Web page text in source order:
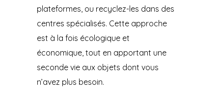
plateformes, ou recyclez-les dans des
centres spécialisés. Cette approche
est à la fois écologique et
économique, tout en apportant une
seconde vie aux objets dont vous
n’avez plus besoin.